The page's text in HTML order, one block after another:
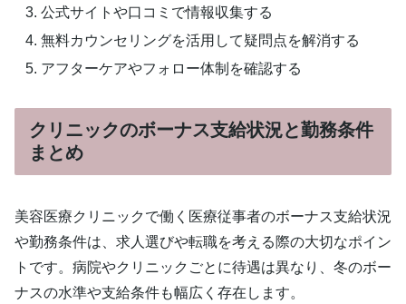
公式サイトや口コミで情報収集する
無料カウンセリングを活用して疑問点を解消する
アフターケアやフォロー体制を確認する
クリニックのボーナス支給状況と勤務条件
まとめ
美容医療クリニックで働く医療従事者のボーナス支給状況
や勤務条件は、求人選びや転職を考える際の大切なポイン
トです。病院やクリニックごとに待遇は異なり、冬のボー
ナスの水準や支給条件も幅広く存在します。